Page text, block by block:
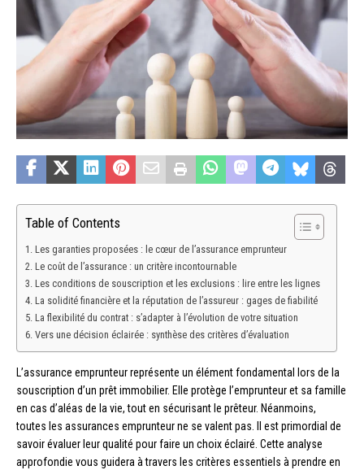
Table of Contents
Les garanties proposées : le cœur de l’assurance emprunteur
Le coût de l’assurance : un critère incontournable
Les conditions de souscription et les exclusions : lire entre les lignes
La solidité financière et la réputation de l’assureur : gages de fiabilité
La flexibilité du contrat : s’adapter à l’évolution de votre situation
Vers une décision éclairée : synthèse des critères d’évaluation
L’assurance emprunteur représente un élément fondamental lors de la
souscription d’un prêt immobilier. Elle protège l’emprunteur et sa famille
en cas d’aléas de la vie, tout en sécurisant le prêteur. Néanmoins,
toutes les assurances emprunteur ne se valent pas. Il est primordial de
savoir évaluer leur qualité pour faire un choix éclairé. Cette analyse
approfondie vous guidera à travers les critères essentiels à prendre en